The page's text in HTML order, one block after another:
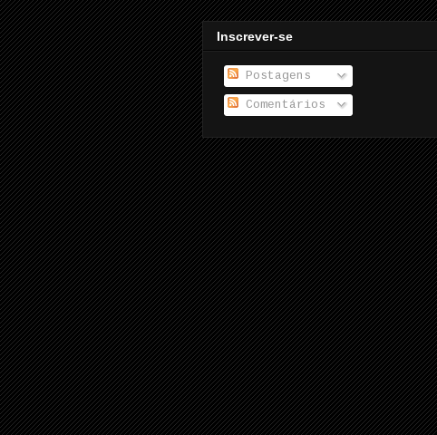
Inscrever-se
Postagens
Comentários